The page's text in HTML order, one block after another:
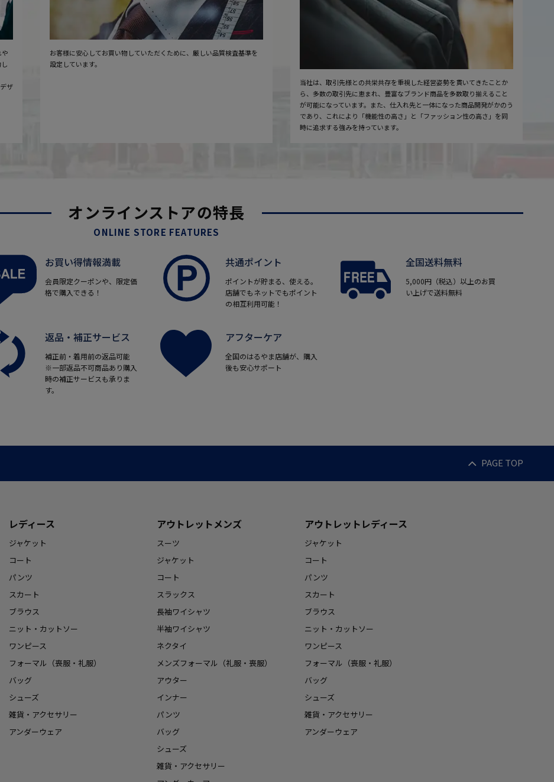
ザ
お客様に安心してお買い物していただくために、厳しい品質検査基準を
設定しています。
当社は、取引先様との共栄共存を重視した経営姿勢を貫いてきたことか
ら、多数の取引先に恵まれ、豊富なブランド商品を多数取り揃えること
が可能になっています。また、仕入れ先と一体になった商品開発がかのう
であり、これにより「機能性の高さ」と「ファッション性の高さ」を同
時に追求する強みを持っています。
オンラインストアの特長
ONLINE STORE FEATURES
お買い得情報満載
会員限定クーポンや、限定価
格で購入できる！
共通ポイント
ポイントが貯まる、使える。
店舗でもネットでもポイント
の相互利用可能！
全国送料無料
5,000円（税込）以上のお買
い上げで送料無料
返品・補正サービス
補正前・着用前の返品可能
※一部返品不可商品あり購入
時の補正サービスも承りま
す。
アフターケア
全国のはるやま店舗が、購入
後も安心サポート
PAGE TOP
レディース
ジャケット
コート
パンツ
スカート
ブラウス
ニット・カットソー
ワンピース
フォーマル（喪服・礼服）
バッグ
シューズ
雑貨・アクセサリー
アンダーウェア
アウトレットメンズ
スーツ
ジャケット
コート
スラックス
長袖ワイシャツ
半袖ワイシャツ
ネクタイ
メンズフォーマル（礼服・喪服）
アウター
インナー
パンツ
バッグ
シューズ
雑貨・アクセサリー
アウトレットレディース
ジャケット
コート
パンツ
スカート
ブラウス
ニット・カットソー
ワンピース
フォーマル（喪服・礼服）
バッグ
シューズ
雑貨・アクセサリー
アンダーウェア